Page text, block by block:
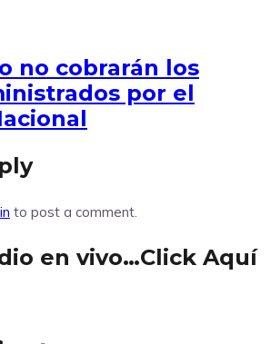
no cobrarán los
por el
to post a comment.
en vivo…Click Aquí